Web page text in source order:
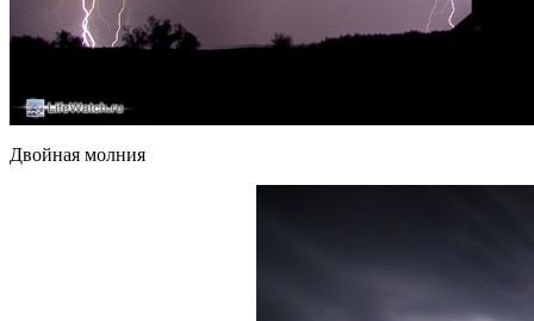
Двойная молния